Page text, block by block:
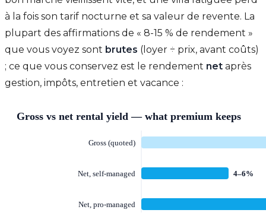
à la fois son tarif nocturne et sa valeur de revente. La
plupart des affirmations de « 8-15 % de rendement »
que vous voyez sont brutes (loyer ÷ prix, avant coûts)
; ce que vous conservez est le rendement net après
gestion, impôts, entretien et vacance :